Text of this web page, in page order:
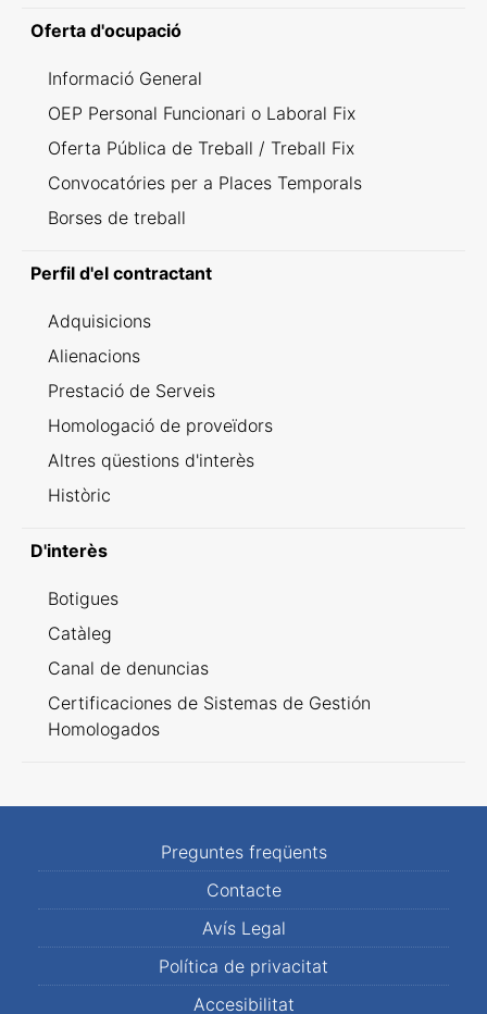
Oferta d'ocupació
Informació General
OEP Personal Funcionari o Laboral Fix
Oferta Pública de Treball / Treball Fix
Convocatóries per a Places Temporals
Borses de treball
Perfil d'el contractant
Adquisicions
Alienacions
Prestació de Serveis
Homologació de proveïdors
Altres qüestions d'interès
Històric
D'interès
Botigues
Catàleg
Canal de denuncias
Certificaciones de Sistemas de Gestión
Homologados
Preguntes freqüents
Contacte
Avís Legal
Política de privacitat
Accesibilitat